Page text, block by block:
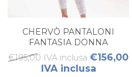
CHERVÒ PANTALONI
FANTASIA DONNA
€195,00 IVA inclusa €156,00
IVA inclusa